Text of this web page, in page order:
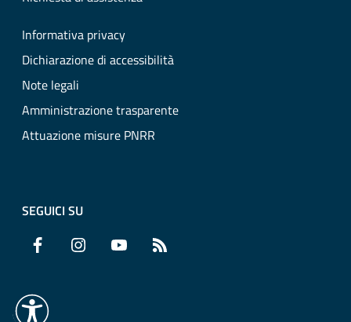
Informativa privacy
Dichiarazione di accessibilità
Note legali
Amministrazione trasparente
Attuazione misure PNRR
SEGUICI SU
Facebook Instagram YouTube